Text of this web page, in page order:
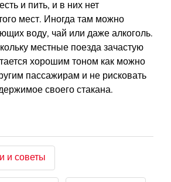
и пить, и в них нет
мест. Иногда там можно
воду, чай или даже алкоголь.
местные поезда зачастую
хорошим тоном как можно
пассажирам и не рисковать
своего стакана.
и советы